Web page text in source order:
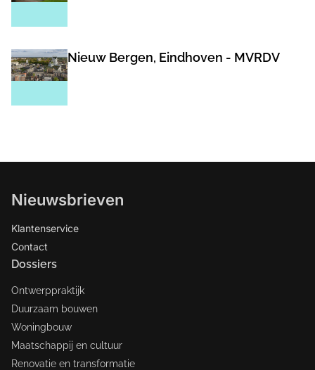
Nieuw Bergen, Eindhoven - MVRDV
Nieuwsbrieven
Klantenservice
Contact
Dossiers
Ontwerppraktijk
Duurzaam bouwen
Woningbouw
Maatschappij en cultuur
Renovatie en transformatie